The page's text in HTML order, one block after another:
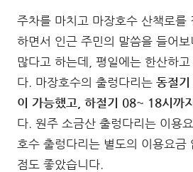
주차를 마치고 마장호수 산책로를
하면서 인근 주민의 말씀을 들어보
많다고 하는데, 평일에는 한산하
다. 마장호수의 출렁다리는 동절
이 가능했고, 하절기 08~ 18시까
다. 원주 소금산 출렁다리는 이용
호수 출렁다리는 별도의 이용요금
점도 좋았습니다.